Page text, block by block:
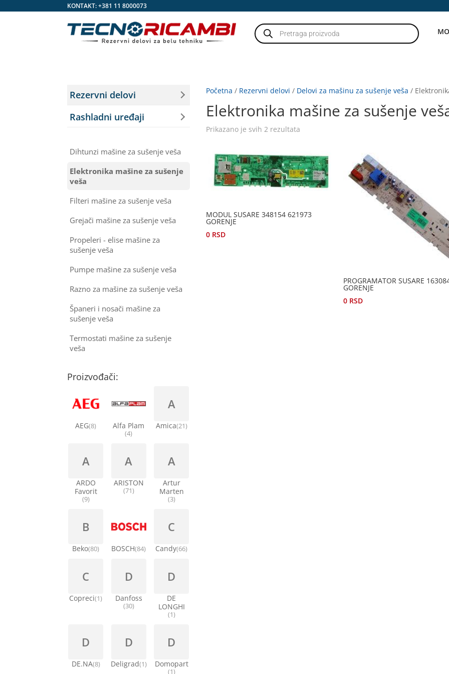
KONTAKT:+381 11 8000073
Products
search
Početna / Rezervni delovi / Delovi za mašinu za sušenje veša /
Elektronika mašine za sušenje
Prikazano je svih 2 rezultata
MODUL SUSARE 348154 621973
GORENJE
0 RSD
PROGRAMATOR SUSARE
GORENJE
0 RSD
Rezervni delovi
Rashladni uređaji
Dihtunzi mašine za sušenje veša
Elektronika mašine za sušenje
veša
Filteri mašine za sušenje veša
Grejači mašine za sušenje veša
Propeleri - elise mašine za
sušenje veša
Pumpe mašine za sušenje veša
Razno za mašine za sušenje veša
Španeri i nosači mašine za
sušenje veša
Termostati mašine za sušenje
veša
Proizvođači:
AEG(8) Alfa Plam
(4)
A
Amica(21)
A
ARDO
Favorit
(9)
A
ARISTON
(71)
A
Artur
Marten
(3)
B
Beko(80) BOSCH(84)
C
Candy(66)
C
Copreci(1)
D
Danfoss
(30)
D
DE
LONGHI
(1)
D
DE.NA(8)
D
Deligrad(1)
D
Domopart
(1)